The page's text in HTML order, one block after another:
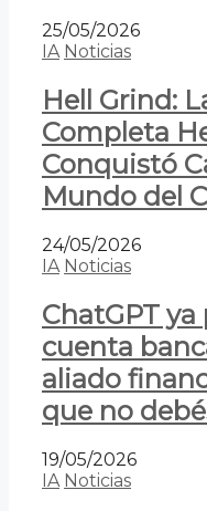
25/05/2026
IA Noticias
Hell Grind:
Completa
Conquistó
Mundo del
24/05/2026
IA Noticias
ChatGPT
cuenta
aliado
que no
19/05/2026
IA Noticias